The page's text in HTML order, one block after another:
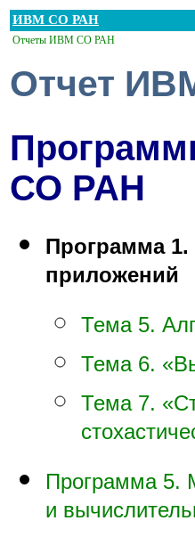
ИВМ СО РАН
Отчеты ИВМ СО РАН
Отчет
СО РАН
Программа 1.
приложений
Тема 5.
Тема 6.
Тема 7.
Программа 5.
и